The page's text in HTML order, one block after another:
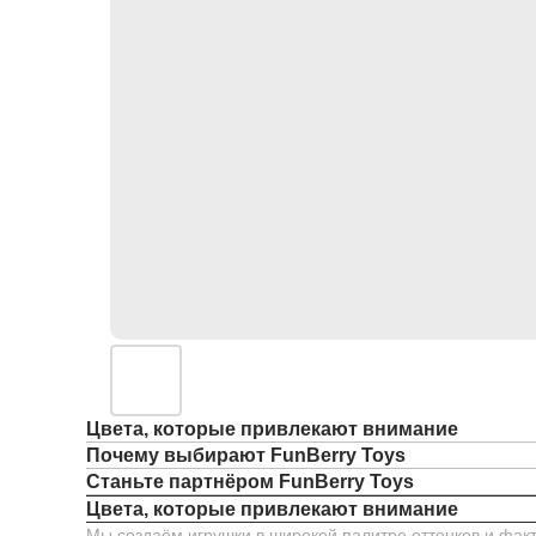
Цвета, которые привлекают внимание
Почему выбирают FunBerry Toys
Станьте партнёром FunBerry Toys
Цвета, которые привлекают внимание